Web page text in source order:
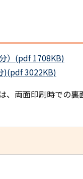
）(pdf 1708KB)
)(pdf 3022KB)
両面印刷時での